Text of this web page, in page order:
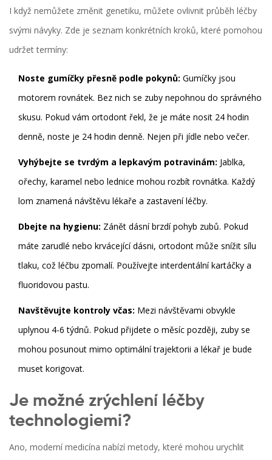
I když nemůžete změnit genetiku, můžete ovlivnit průběh léčby
svými návyky. Zde je seznam konkrétních kroků, které pomohou
udržet termíny:
Noste gumíčky přesně podle pokynů: Gumíčky jsou
motorem rovnátek. Bez nich se zuby nepohnou do správného
skusu. Pokud vám ortodont řekl, že je máte nosit 24 hodin
denně, noste je 24 hodin denně. Nejen při jídle nebo večer.
Vyhýbejte se tvrdým a lepkavým potravinám: Jablka,
ořechy, karamel nebo lednice mohou rozbít rovnátka. Každý
lom znamená návštěvu lékaře a zastavení léčby.
Dbejte na hygienu: Zánět dásní brzdí pohyb zubů. Pokud
máte zarudlé nebo krvácející dásni, ortodont může snížit sílu
tlaku, což léčbu zpomalí. Používejte interdentální kartáčky a
fluoridovou pastu.
Navštěvujte kontroly včas: Mezi návštěvami obvykle
uplynou 4-6 týdnů. Pokud přijdete o měsíc později, zuby se
mohou posunout mimo optimální trajektorii a lékař je bude
muset korigovat.
Je možné zrýchlení léčby
technologiemi?
Ano, moderní medicína nabízí metody, které mohou urychlit